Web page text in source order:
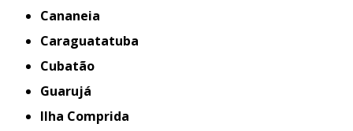
Cananeia
Caraguatatuba
Cubatão
Guarujá
Ilha Comprida